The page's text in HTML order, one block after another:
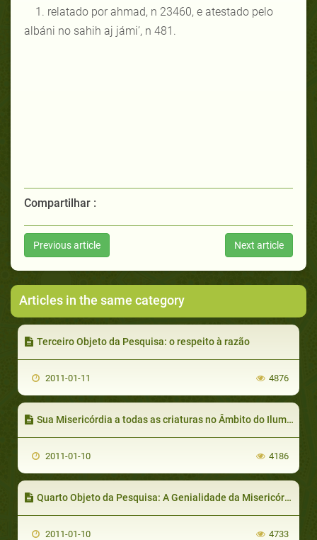
1. relatado por ahmad, n 23460, e atestado pelo
albáni no sahih aj jámi’, n 481.
Compartilhar :
Previous article Next article
Articles in the same category
Terceiro Objeto da Pesquisa: o respeito à razão
2011-01-11 4876
Sua Misericórdia a todas as criaturas no Âmbito do Iluminismo e da Civilização
2011-01-10 4186
Quarto Objeto da Pesquisa: A Genialidade da Misericórdia
2011-01-10 4733